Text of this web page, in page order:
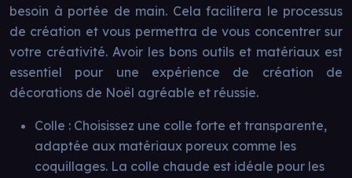
besoin à portée de main. Cela facilitera le processus
de création et vous permettra de vous concentrer sur
votre créativité. Avoir les bons outils et matériaux est
essentiel pour une expérience de création de
décorations de Noël agréable et réussie.
Colle : Choisissez une colle forte et transparente,
adaptée aux matériaux poreux comme les
coquillages. La colle chaude est idéale pour les